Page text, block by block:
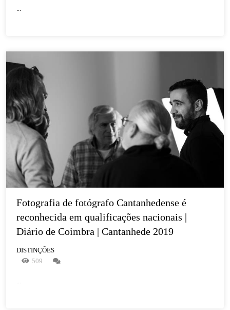
...
Fotografia de fotógrafo Cantanhedense é
reconhecida em qualificações nacionais |
Diário de Coimbra | Cantanhede 2019
DISTINÇÕES
509
...